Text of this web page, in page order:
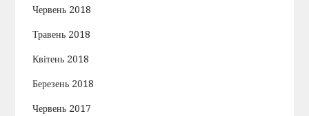
Червень 2018
Травень 2018
Квітень 2018
Березень 2018
Червень 2017